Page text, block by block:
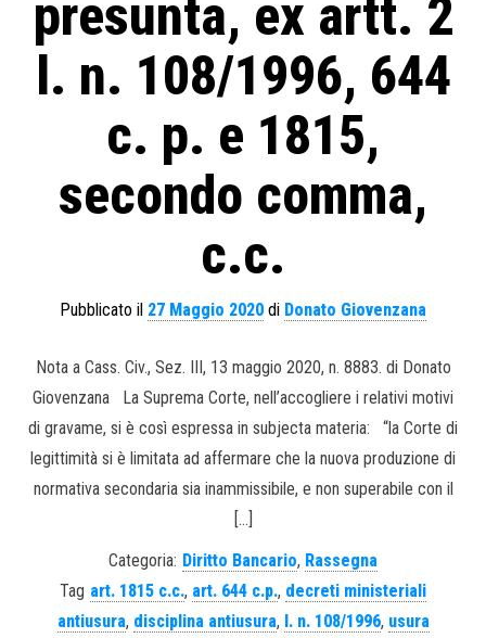
presunta, ex artt. 2
l. n. 108/1996, 644
c. p. e 1815,
secondo comma,
c.c.
Pubblicato il 27 Maggio 2020 di Donato Giovenzana
Nota a Cass. Civ., Sez. III, 13 maggio 2020, n. 8883. di Donato
Giovenzana La Suprema Corte, nell’accogliere i relativi motivi
di gravame, si è così espressa in subjecta materia: “la Corte di
legittimità si è limitata ad affermare che la nuova produzione di
normativa secondaria sia inammissibile, e non superabile con il
[…]
Categoria: Diritto Bancario, Rassegna
Tag art. 1815 c.c., art. 644 c.p., decreti ministeriali
antiusura, disciplina antiusura, l. n. 108/1996, usura